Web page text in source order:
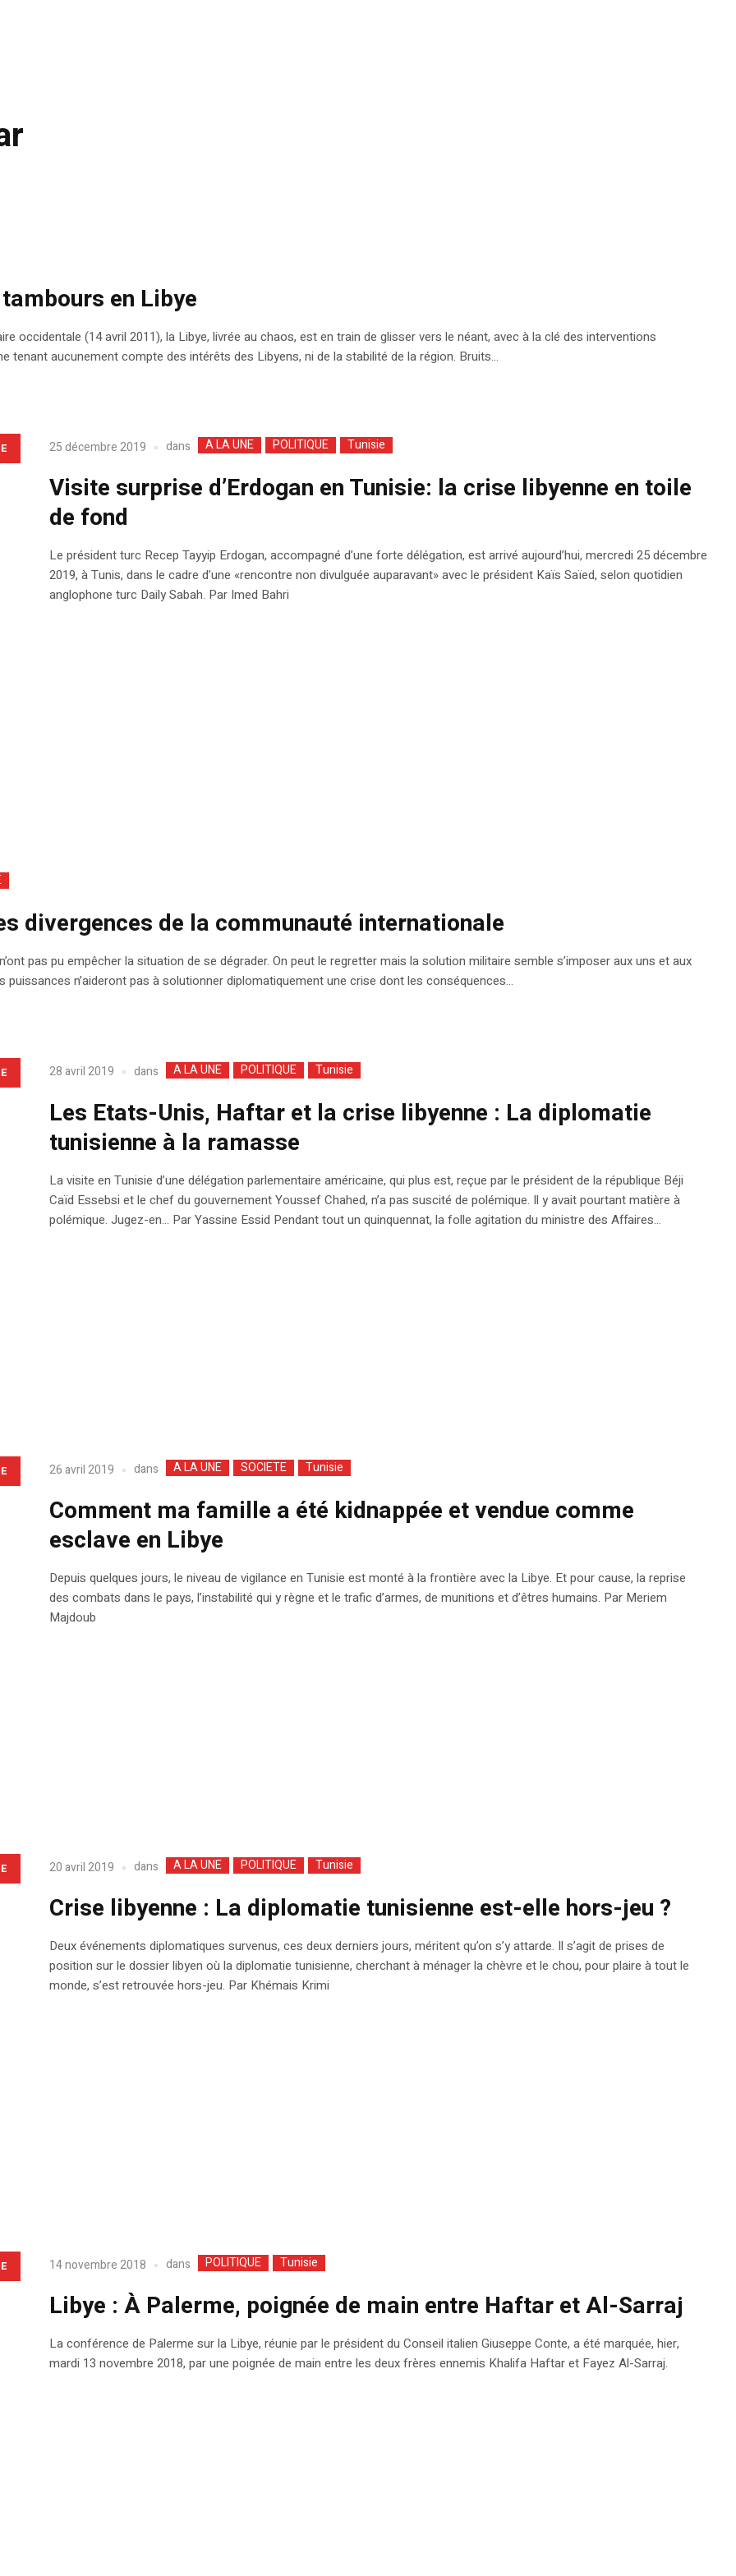
en Libye
occidentale (14 avril 2011), la Libye, livrée au chaos, est en train de glisser vers le néant, avec à la clé des interventions
aucunement compte des intérêts des Libyens, ni de la stabilité de la région. Bruits...
25 décembre 2019 dans A LA UNE POLITIQUE Tunisie
Visite surprise d’Erdogan en Tunisie: la crise libyenne en toile
de fond
Le président turc Recep Tayyip Erdogan, accompagné d’une forte délégation, est arrivé aujourd’hui, mercredi 25 décembre
2019, à Tunis, dans le cadre d’une «rencontre non divulguée auparavant» avec le président Kaïs Saïed, selon quotidien
anglophone turc Daily Sabah. Par Imed Bahri
divergences de la communauté internationale
pas pu empêcher la situation de se dégrader. On peut le regretter mais la solution militaire semble s’imposer aux uns et aux
n’aideront pas à solutionner diplomatiquement une crise dont les conséquences...
28 avril 2019 dans A LA UNE POLITIQUE Tunisie
Les Etats-Unis, Haftar et la crise libyenne : La diplomatie
tunisienne à la ramasse
La visite en Tunisie d’une délégation parlementaire américaine, qui plus est, reçue par le président de la république Béji
Caïd Essebsi et le chef du gouvernement Youssef Chahed, n’a pas suscité de polémique. Il y avait pourtant matière à
polémique. Jugez-en… Par Yassine Essid Pendant tout un quinquennat, la folle agitation du ministre des Affaires...
26 avril 2019 dans A LA UNE SOCIETE Tunisie
Comment ma famille a été kidnappée et vendue comme
esclave en Libye
Depuis quelques jours, le niveau de vigilance en Tunisie est monté à la frontière avec la Libye. Et pour cause, la reprise
des combats dans le pays, l’instabilité qui y règne et le trafic d’armes, de munitions et d’êtres humains. Par Meriem
Majdoub
20 avril 2019 dans A LA UNE POLITIQUE Tunisie
Crise libyenne : La diplomatie tunisienne est-elle hors-jeu ?
Deux événements diplomatiques survenus, ces deux derniers jours, méritent qu’on s’y attarde. Il s’agit de prises de
position sur le dossier libyen où la diplomatie tunisienne, cherchant à ménager la chèvre et le chou, pour plaire à tout le
monde, s’est retrouvée hors-jeu. Par Khémais Krimi
14 novembre 2018 dans POLITIQUE Tunisie
Libye : À Palerme, poignée de main entre Haftar et Al-Sarraj
La conférence de Palerme sur la Libye, réunie par le président du Conseil italien Giuseppe Conte, a été marquée, hier,
mardi 13 novembre 2018, par une poignée de main entre les deux frères ennemis Khalifa Haftar et Fayez Al-Sarraj.